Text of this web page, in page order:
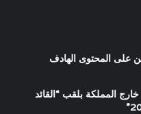
على المحتوى الهادف
المملكة بلقب “القائد